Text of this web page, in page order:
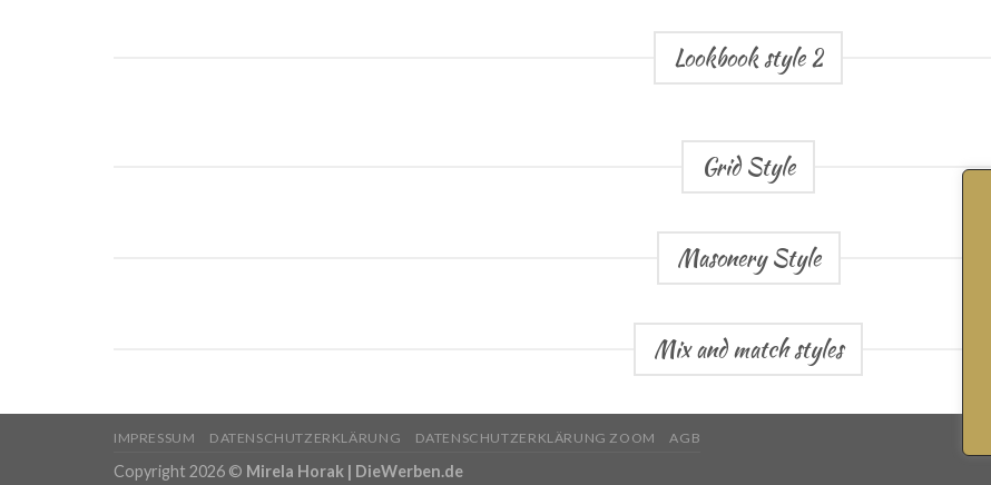
Lookbook style 2
Grid Style
Masonery Style
Mix and match styles
IMPRESSUM DATENSCHUTZERKLÄRUNG DATENSCHUTZERKLÄRUNG ZOOM AGB
Copyright 2026 © Mirela Horak | DieWerben.de